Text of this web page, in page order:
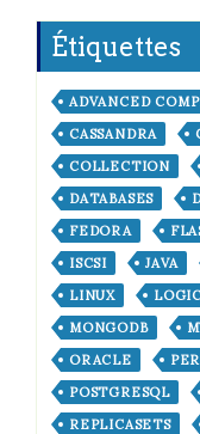
Étiquettes
ADVANCED
CASSANDRA
COLLECTION
DATABASES
FEDORA
ISCSI
JAVA
LINUX
MONGODB
ORACLE
POSTGRESQL
REPLICASETS